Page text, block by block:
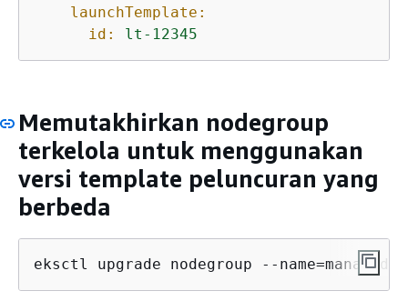
launchTemplate:
id:
lt-12345
Memutakhirkan nodegroup
terkelola untuk menggunakan
versi template peluncuran yang
berbeda
eksctl upgrade nodegroup --